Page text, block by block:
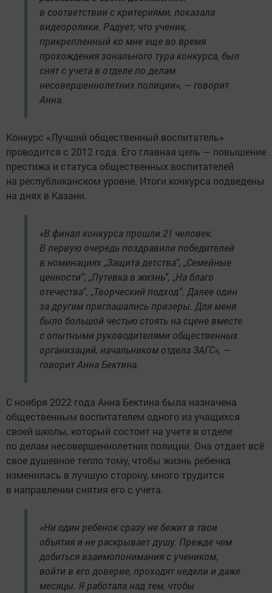
в соответствии с критериями, показала
видеоролики. Радует, что ученик,
прикрепленный ко мне еще во время
прохождения зонального тура конкурса, был
снят с учета в отделе по делам
несовершеннолетних полиции», — говорит
Анна.
Конкурс «Лучший общественный воспитатель»
проводится с 2012 года. Его главная цель — повышение
престижа и статуса общественных воспитателей
на республиканском уровне. Итоги конкурса подведены
на днях в Казани.
«В финал конкурса прошли 21 человек.
В первую очередь поздравили победителей
в номинациях „Защита детства“, „Семейные
ценности“, „Путевка в жизнь“, „На благо
отечества“, „Творческий подход“. Далее один
за другим приглашались призеры. Для меня
было большой честью стоять на сцене вместе
с опытными руководителями общественных
организаций, начальником отдела ЗАГС», —
говорит Анна Бектина.
С ноября 2022 года Анна Бектина была назначена
общественным воспитателем одного из учащихся
своей школы, который состоит на учете в отделе
по делам несовершеннолетних полиции. Она отдает всё
свое душевное тепло тому, чтобы жизнь ребенка
изменилась в лучшую сторону, много трудится
в направлении снятия его с учета.
«Ни один ребенок сразу не бежит в твои
объятия и не раскрывает душу. Прежде чем
добиться взаимопонимания с учеником,
войти в его доверие, проходят недели и даже
месяцы. Я работала над тем, чтобы